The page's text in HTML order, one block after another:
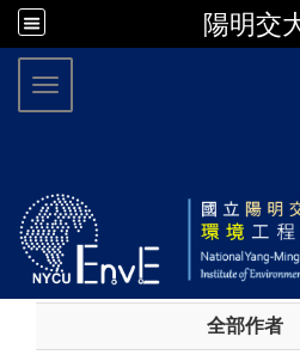
陽明交
Toggle navigation
全部作者